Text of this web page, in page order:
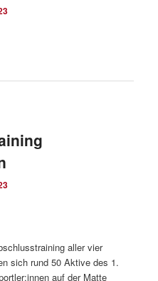
aller vier
sich rund 50 Aktive des 1.
auf der Matte